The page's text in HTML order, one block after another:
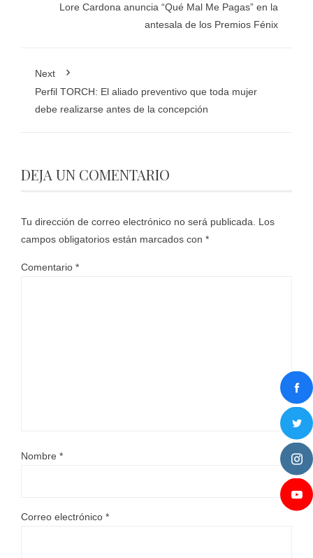
Lore Cardona anuncia “Qué Mal Me Pagas” en la
antesala de los Premios Fénix
Next
Perfil TORCH: El aliado preventivo que toda mujer
debe realizarse antes de la concepción
DEJA UN COMENTARIO
Tu dirección de correo electrónico no será publicada.
Los
campos obligatorios están marcados con *
Comentario *
Nombre *
Correo electrónico *